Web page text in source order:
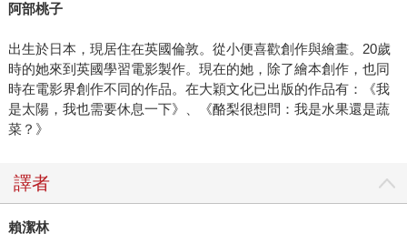
阿部桃子
出生於日本，現居住在英國倫敦。從小便喜歡創作與繪畫。20歲
時的她來到英國學習電影製作。現在的她，除了繪本創作，也同
時在電影界創作不同的作品。在大穎文化已出版的作品有：《我
是太陽，我也需要休息一下》、《酪梨很想問：我是水果還是蔬
菜？》
譯者
賴潔林